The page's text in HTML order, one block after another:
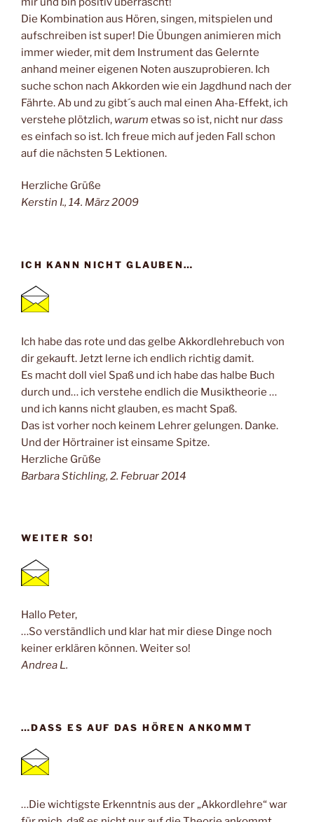
Die Kombination aus Hören, singen, mitspielen und
aufschreiben ist super! Die Übungen animieren mich
immer wieder, mit dem Instrument das Gelernte
anhand meiner eigenen Noten auszuprobieren. Ich
suche schon nach Akkorden wie ein Jagdhund nach der
Fährte. Ab und zu gibt´s auch mal einen Aha-Effekt, ich
verstehe plötzlich, warum etwas so ist, nicht nurdass
es einfach so ist. Ich freue mich auf jeden Fall schon
auf die nächsten 5 Lektionen.
Herzliche Grüße
Kerstin I., 14. März 2009
ICH KANN NICHT GLAUBEN…
Ich habe das rote und das gelbe Akkordlehrebuch von
dir gekauft. Jetzt lerne ich endlich richtig damit.
Es macht doll viel Spaß und ich habe das halbe Buch
durch und… ich verstehe endlich die Musiktheorie …
und ich kanns nicht glauben, es macht Spaß.
Das ist vorher noch keinem Lehrer gelungen. Danke.
Und der Hörtrainer ist einsame Spitze.
Herzliche Grüße
Barbara Stichling, 2. Februar 2014
WEITER SO!
Hallo Peter,
…So verständlich und klar hat mir diese Dinge noch
keiner erklären können. Weiter so!
Andrea L.
…DASS ES AUF DAS HÖREN ANKOMMT
…Die wichtigste Erkenntnis aus der „Akkordlehre“ war